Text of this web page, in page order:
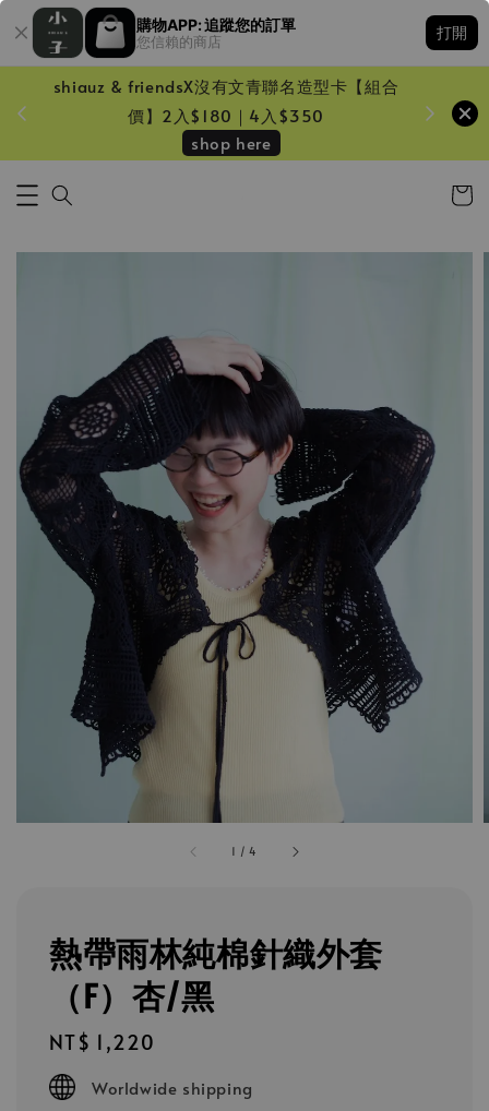
購物APP: 追蹤您的訂單
您信賴的商店
打開
shiauz & friendsX沒有文青聯名造型卡【組合
價】2入$180｜4入$350
shop here
1 /4
熱帶雨林純棉針織外套
（F）杏/黑
Regular
price
NT$ 1,220
Worldwide shipping